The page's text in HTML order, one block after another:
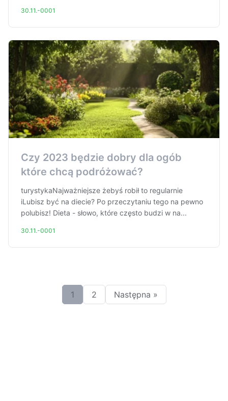
30.11.-0001
Czy 2023 będzie dobry dla ogób
które chcą podróżować?
turystykaNajważniejsze żebyś robił to regularnie
iLubisz być na diecie? Po przeczytaniu tego na pewno
polubisz! Dieta - słowo, które często budzi w na...
30.11.-0001
1 2 Następna »